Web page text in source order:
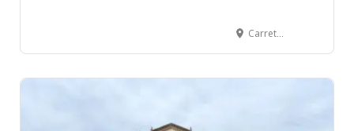
Carretera de Valls, 15 - EL VENDRELL